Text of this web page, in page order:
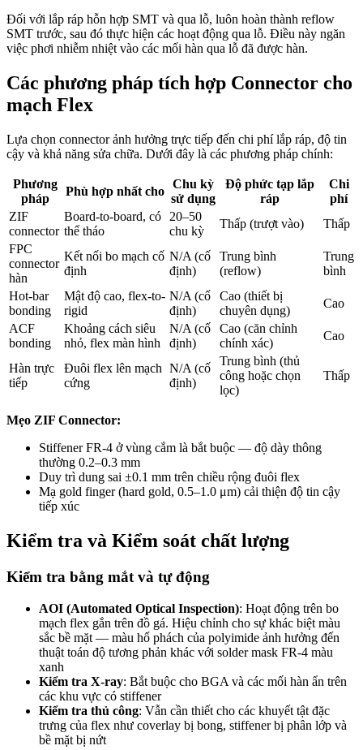
Đối với lắp ráp hỗn hợp SMT và qua lỗ, luôn hoàn thành reflow
SMT trước, sau đó thực hiện các hoạt động qua lỗ. Điều này ngăn
việc phơi nhiễm nhiệt vào các mối hàn qua lỗ đã được hàn.
Các phương pháp tích hợp Connector cho
mạch Flex
Lựa chọn connector ảnh hưởng trực tiếp đến chi phí lắp ráp, độ tin
cậy và khả năng sửa chữa. Dưới đây là các phương pháp chính:
Phương
pháp
Phù hợp nhất cho
Chu kỳ
sử dụng
Độ phức tạp lắp
ráp
Chi
phí
ZIF
connector
Board-to-board, có
thể tháo
20–50
chu kỳ
Thấp (trượt vào)
Thấp
FPC
connector
hàn
Kết nối bo mạch cố
định
N/A (cố
định)
Trung bình
(reflow)
Trung
bình
Hot-bar
bonding
Mật độ cao, flex-to-
rigid
N/A (cố
định)
Cao (thiết bị
chuyên dụng)
Cao
ACF
bonding
Khoảng cách siêu
nhỏ, flex màn hình
N/A (cố
định)
Cao (căn chỉnh
chính xác)
Cao
Hàn trực
tiếp
Đuôi flex lên mạch
cứng
N/A (cố
định)
Trung bình (thủ
công hoặc chọn
lọc)
Thấp
Mẹo ZIF Connector:
Stiffener FR-4 ở vùng cắm là bắt buộc — độ dày thông
thường 0.2–0.3 mm
Duy trì dung sai ±0.1 mm trên chiều rộng đuôi flex
Mạ gold finger (hard gold, 0.5–1.0 μm) cải thiện độ tin cậy
tiếp xúc
Kiểm tra và Kiểm soát chất lượng
Kiểm tra bằng mắt và tự động
AOI (Automated Optical Inspection): Hoạt động trên bo
mạch flex gắn trên đồ gá. Hiệu chỉnh cho sự khác biệt màu
sắc bề mặt — màu hổ phách của polyimide ảnh hưởng đến
thuật toán độ tương phản khác với solder mask FR-4 màu
xanh
Kiểm tra X-ray: Bắt buộc cho BGA và các mối hàn ẩn trên
các khu vực có stiffener
Kiểm tra thủ công: Vẫn cần thiết cho các khuyết tật đặc
trưng của flex như coverlay bị bong, stiffener bị phân lớp và
bề mặt bị nứt